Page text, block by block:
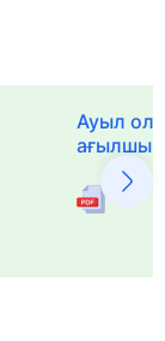
Ауыл
ағылшын